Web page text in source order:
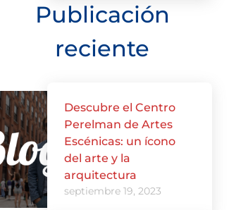
Publicación
reciente
Descubre el Centro
Perelman de Artes
Escénicas: un ícono
del arte y la
arquitectura
septiembre 19, 2023